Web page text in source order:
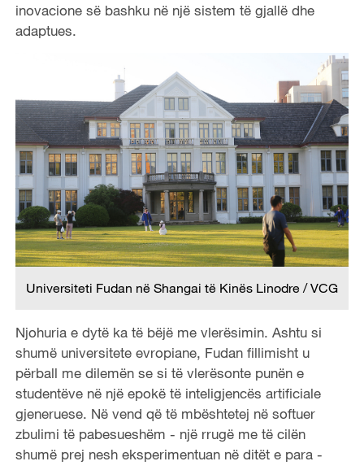
inovacione së bashku në një sistem të gjallë dhe
adaptues.
Universiteti Fudan në Shangai të Kinës Linodre / VCG
Njohuria e dytë ka të bëjë me vlerësimin. Ashtu si
shumë universitete evropiane, Fudan fillimisht u
përball me dilemën se si të vlerësonte punën e
studentëve në një epokë të inteligjencës artificiale
gjeneruese. Në vend që të mbështetej në softuer
zbulimi të pabesueshëm - një rrugë me të cilën
shumë prej nesh eksperimentuan në ditët e para -